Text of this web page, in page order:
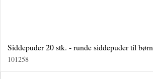
Siddepuder 20 stk. - runde siddepuder til børn
101258